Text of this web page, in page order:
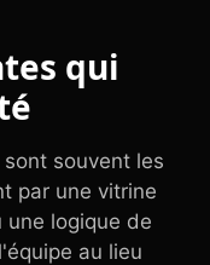
qui
souvent les
par une vitrine
logique de
au lieu